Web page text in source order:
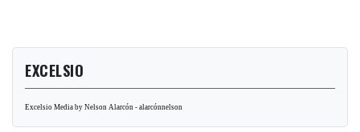
EXCELSIO
Excelsio Media by Nelson Alarcón - alarcónnelson